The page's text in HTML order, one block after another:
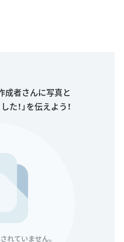
成者さんに写真と
た！」を伝えよう！